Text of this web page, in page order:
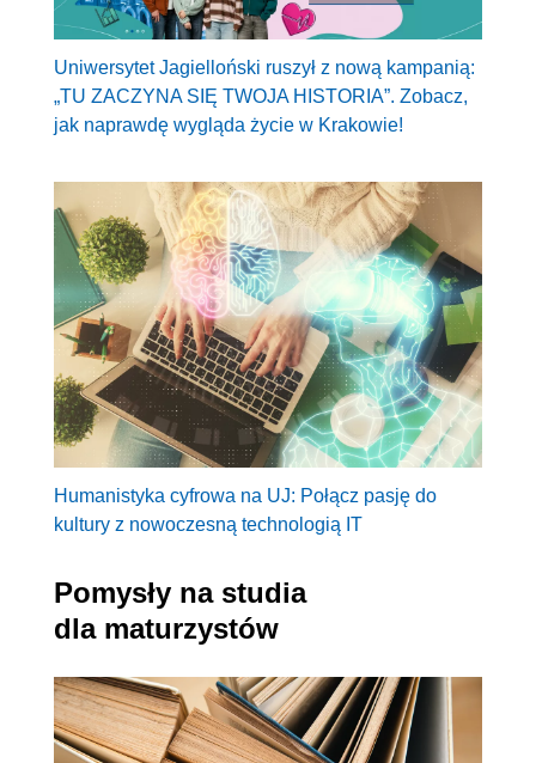
Uniwersytet Jagielloński ruszył z nową kampanią:
„TU ZACZYNA SIĘ TWOJA HISTORIA”. Zobacz,
jak naprawdę wygląda życie w Krakowie!
Humanistyka cyfrowa na UJ: Połącz pasję do
kultury z nowoczesną technologią IT
Pomysły na studia
dla maturzystów